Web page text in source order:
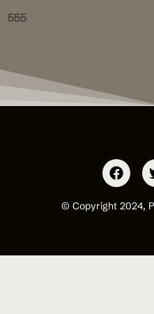
555
© Copyright 2024,